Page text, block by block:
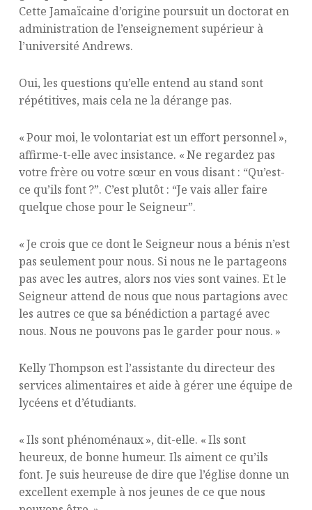
Cette Jamaïcaine d’origine poursuit un doctorat en
administration de l’enseignement supérieur à
l’université Andrews.
Oui, les questions qu’elle entend au stand sont
répétitives, mais cela ne la dérange pas.
« Pour moi, le volontariat est un effort personnel »,
affirme-t-elle avec insistance. « Ne regardez pas
votre frère ou votre sœur en vous disant : “Qu’est-
ce qu’ils font ?”. C’est plutôt : “Je vais aller faire
quelque chose pour le Seigneur”.
« Je crois que ce dont le Seigneur nous a bénis n’est
pas seulement pour nous. Si nous ne le partageons
pas avec les autres, alors nos vies sont vaines. Et le
Seigneur attend de nous que nous partagions avec
les autres ce que sa bénédiction a partagé avec
nous. Nous ne pouvons pas le garder pour nous. »
Kelly Thompson est l’assistante du directeur des
services alimentaires et aide à gérer une équipe de
lycéens et d’étudiants.
« Ils sont phénoménaux », dit-elle. « Ils sont
heureux, de bonne humeur. Ils aiment ce qu’ils
font. Je suis heureuse de dire que l’église donne un
excellent exemple à nos jeunes de ce que nous